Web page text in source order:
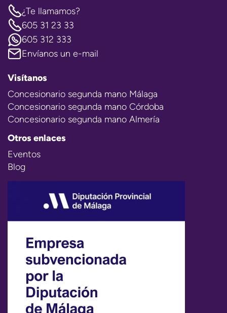
¿Te llamamos?
605 31 23 33
605 312 333
Envíanos un e-mail
Visítanos
Concesionario segunda mano Málaga
Concesionario segunda mano Córdoba
Concesionario segunda mano Almería
Otros enlaces
Eventos
Blog